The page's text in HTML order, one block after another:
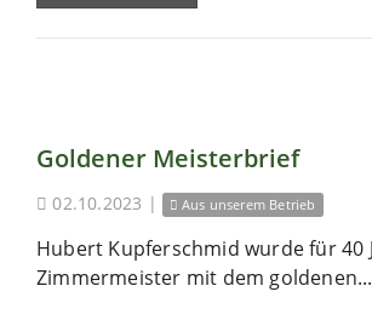
Goldener Meisterbrief
02.10.2023 | Aus unserem Betrieb
Hubert Kupferschmid wurde für 40
Zimmermeister mit dem goldenen...